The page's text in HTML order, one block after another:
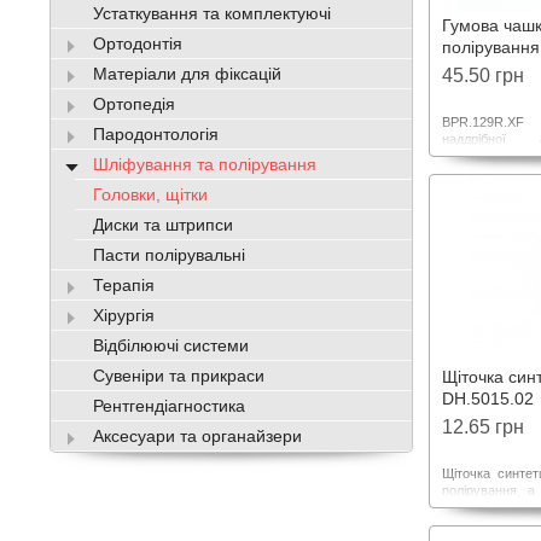
Гумова
натуральних
BPR.129R.XF
45.50 грн
наддрібної
полірування
очищення
Щіточка
DH.5015.02
12.65 грн
Щіточка
полірування,
відкладень.
Устаткування та комплектуючі
Ортодонтія
Матеріали для фіксацій
Ортопедія
Пародонтологія
Шліфування та полірування
Головки, щітки
Диски та штрипси
Пасти полірувальні
Терапія
Хірургія
Відбілюючі системи
Сувеніри та прикраси
Рентгендіагностика
Аксесуари та органайзери